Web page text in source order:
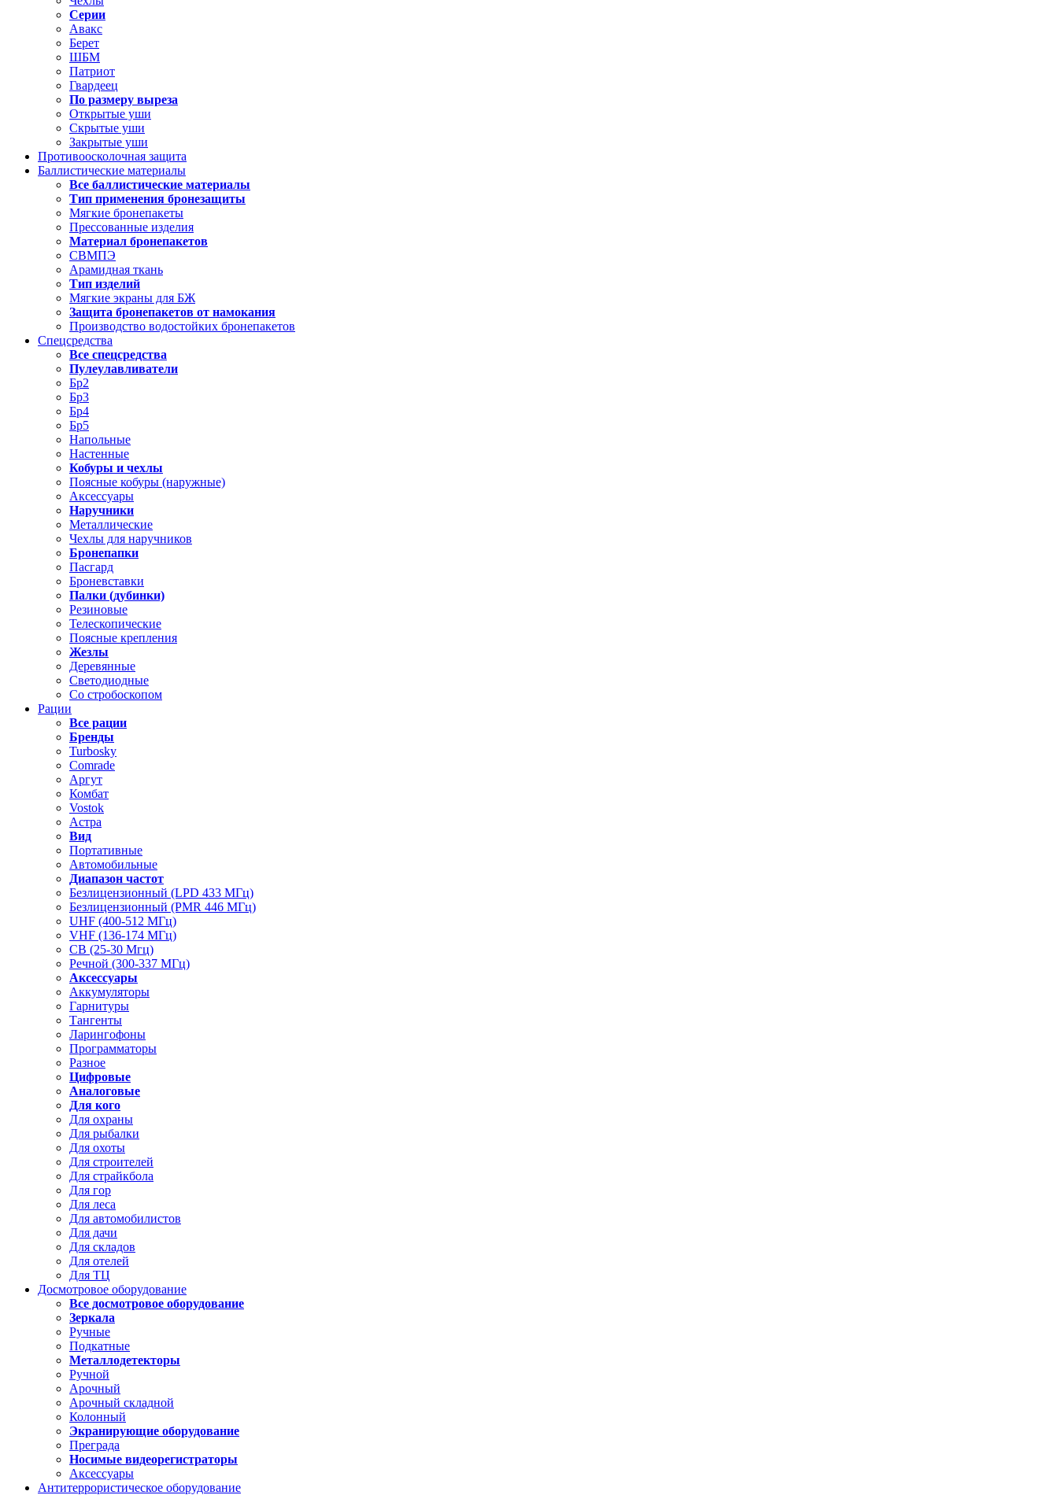
Серии
Авакс
Берет
ШБМ
Патриот
Гвардеец
По размеру выреза
Открытые уши
Скрытые уши
Закрытые уши
Противоосколочная защита
Баллистические материалы
Все баллистические материалы
Тип применения бронезащиты
Мягкие бронепакеты
Прессованные изделия
Материал бронепакетов
СВМПЭ
Арамидная ткань
Тип изделий
Мягкие экраны для БЖ
Защита бронепакетов от намокания
Производство водостойких бронепакетов
Спецсредства
Все спецсредства
Пулеулавливатели
Бр2
Бр3
Бр4
Бр5
Напольные
Настенные
Кобуры и чехлы
Поясные кобуры (наружные)
Аксессуары
Наручники
Металлические
Чехлы для наручников
Бронепапки
Пасгард
Броневставки
Палки (дубинки)
Резиновые
Телескопические
Поясные крепления
Жезлы
Деревянные
Светодиодные
Со стробоскопом
Рации
Все рации
Бренды
Turbosky
Comrade
Аргут
Комбат
Vostok
Астра
Вид
Портативные
Автомобильные
Диапазон частот
Безлицензионный (LPD 433 МГц)
Безлицензионный (PMR 446 МГц)
UHF (400-512 МГц)
VHF (136-174 МГц)
CB (25-30 Мгц)
Речной (300-337 МГц)
Аксессуары
Аккумуляторы
Гарнитуры
Тангенты
Ларингофоны
Программаторы
Разное
Цифровые
Аналоговые
Для кого
Для охраны
Для рыбалки
Для охоты
Для строителей
Для страйкбола
Для гор
Для леса
Для автомобилистов
Для дачи
Для складов
Для отелей
Для ТЦ
Досмотровое оборудование
Все досмотровое оборудование
Зеркала
Ручные
Подкатные
Металлодетекторы
Ручной
Арочный
Арочный складной
Колонный
Экранирующие оборудование
Преграда
Носимые видеорегистраторы
Аксессуары
Антитеррористическое оборудование